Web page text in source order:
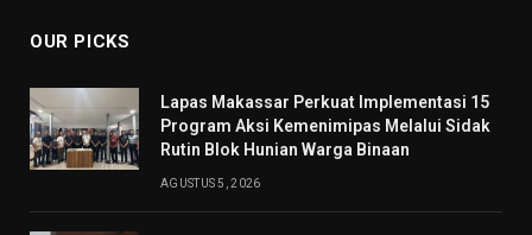
OUR PICKS
Lapas Makassar Perkuat Implementasi 15
Program Aksi Kemenimipas Melalui Sidak
Rutin Blok Hunian Warga Binaan
AGUSTUS 5, 2026